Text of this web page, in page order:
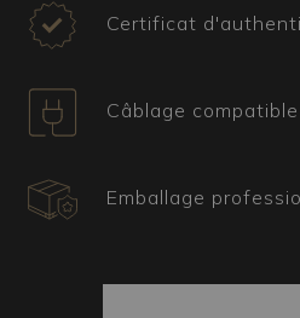
aussi traditionnel. Nous
d’excellents résultats en
environnements urbains.
Tous nos articles sont
certificat attestant leur
Certificat
Câblage compatible
Emballage